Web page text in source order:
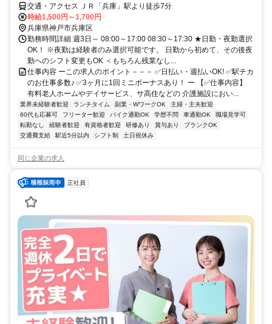
交通・アクセス ＪＲ「兵庫」駅より徒歩7分
時給1,500円～1,700円
兵庫県神戸市兵庫区
勤務時間詳細 週3日～ 08:00～17:00 08:30～17:30 ★日勤・夜勤選択
OK！ ※夜勤は経験者のみ選択可能です。 日勤から初めて、その後夜
勤へのシフト変更もOK ＜もちろん残業なし...
仕事内容 ーこの求人のポイント－－－ ✅日払い・週払いOK! ✅駅チカ
のお仕事多数♪ ✅3ヶ月に1回ミニボーナスあり！ ー 【✅仕事内容】
有料老人ホームやデイサービス、サ高住などの 介護施設におい...
業界未経験者歓迎 ランチタイム 副業・WワークOK
主婦・主夫歓迎
60代も応募可
フリーター歓迎 バイク通勤OK 学歴不問 車通勤OK
職場見学可
転勤なし
経験者歓迎 有資格者歓迎 研修あり 賞与あり
ブランクOK
交通費支給
駅近5分以内 シフト制 土日祝休み
同じ企業の求人
正社員